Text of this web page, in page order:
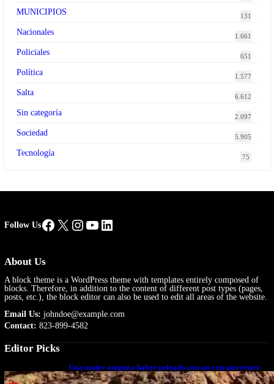
MUNICIPIOS 131
Nacionales 1.661
Policiales 651
Política 1.577
Salta 6.612
Sin categoría 2.097
Sociedad 5.905
Tecnología 75
Follow UsFacebook
X Instagram
YouTube
LinkedIn
About Us
A block theme is a WordPress theme with templates entirely composed of
blocks. Therefore, in addition to the content of different post types (pages,
posts, etc.), the block editor can also be used to edit all areas of the website.
Email Us: johndoe@example.com
Contact: 823-899-4582
Editor Picks
Una mujer asegura haber peleado con un extraterrestre
cuerpo a cuerpo